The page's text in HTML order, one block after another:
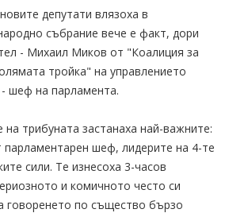
депутати влязоха в
събрание вече е факт, дори
- Михаил Миков от "Коалиция за
тройка" на управлението
шеф на парламента.
трибуната застанаха най-важните:
парламентарен шеф, лидерите на 4-те
сили. Те изнесоха 3-часов
и комичното често си
говоренето по същество бързо